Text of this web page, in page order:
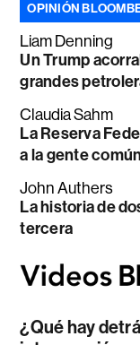
OPINIÓN
Liam Denning
Un Trump
grandes
Claudia Sahm
La Reserva
a la gente
John Authers
La historia de
tercera
¿Qué hay